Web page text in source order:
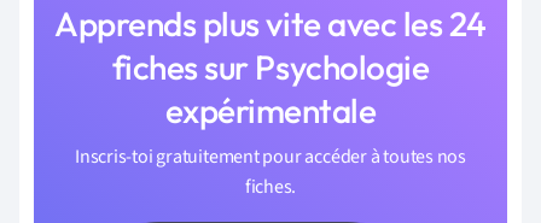
Apprends plus vite avec les 24
fiches sur Psychologie
expérimentale
Inscris-toi gratuitement pour accéder à toutes nos
fiches.